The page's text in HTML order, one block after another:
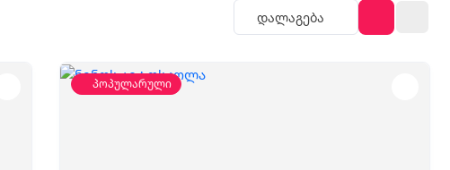
Დალაგება
პოპულარული